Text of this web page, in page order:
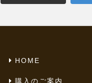
HOME
購入のご案内